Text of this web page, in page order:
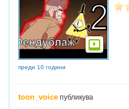
преди 10 години
toon_voice публикува